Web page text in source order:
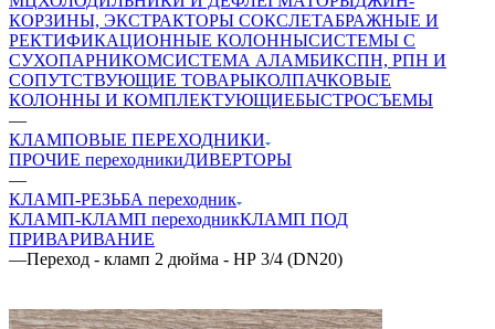
КОРЗИНЫ, ЭКСТРАКТОРЫ СОКСЛЕТАБРАЖНЫЕ И
РЕКТИФИКАЦИОННЫЕ КОЛОННЫСИСТЕМЫ С
СУХОПАРНИКОМСИСТЕМА АЛАМБИКСПН, РПН И
СОПУТСТВУЮЩИЕ ТОВАРЫКОЛПАЧКОВЫЕ
КОЛОННЫ И КОМПЛЕКТУЮЩИЕБЫСТРОСЪЕМЫ
—
КЛАМПОВЫЕ ПЕРЕХОДНИКИ
ПРОЧИЕ переходникиДИВЕРТОРЫ
—
КЛАМП-РЕЗЬБА переходник
КЛАМП-КЛАМП переходникКЛАМП ПОД
ПРИВАРИВАНИЕ
—Переход - кламп 2 дюйма - НР 3/4 (DN20)